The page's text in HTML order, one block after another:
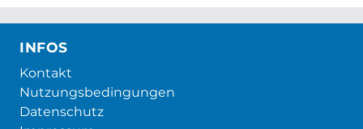
INFOS
Kontakt
Nutzungsbedingungen
Datenschutz